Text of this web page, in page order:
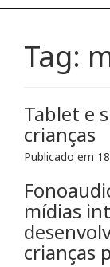
Tag:
Tablet e
crianças
Publicado em
mídias
crianças